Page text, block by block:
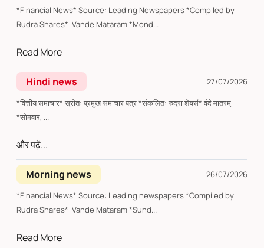
*Financial News* Source: Leading Newspapers *Compiled by
Rudra Shares* Vande Mataram *Mond...
Read More
Hindi news
27/07/2026
*वित्तीय समाचार* स्रोत: प्रमुख समाचार पत्र *संकलित: रुद्रा शेयर्स* वंदे मातरम्
*सोमवार, ...
और पढ़ें...
Morning news
26/07/2026
*Financial News* Source: Leading newspapers *Compiled by
Rudra Shares* Vande Mataram *Sund...
Read More